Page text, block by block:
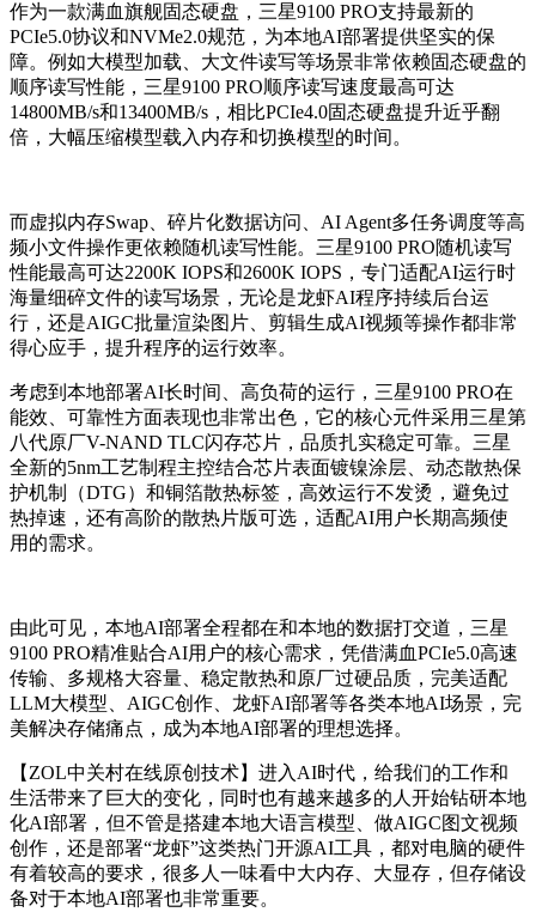
作为一款满血旗舰固态硬盘，三星9100 PRO支持最新的
PCIe5.0协议和NVMe2.0规范，为本地AI部署提供坚实的保
障。例如大模型加载、大文件读写等场景非常依赖固态硬盘的
顺序读写性能，三星9100 PRO顺序读写速度最高可达
14800MB/s和13400MB/s，相比PCIe4.0固态硬盘提升近乎翻
倍，大幅压缩模型载入内存和切换模型的时间。
而虚拟内存Swap、碎片化数据访问、AI Agent多任务调度等高
频小文件操作更依赖随机读写性能。三星9100 PRO随机读写
性能最高可达2200K IOPS和2600K IOPS，专门适配AI运行时
海量细碎文件的读写场景，无论是龙虾AI程序持续后台运
行，还是AIGC批量渲染图片、剪辑生成AI视频等操作都非常
得心应手，提升程序的运行效率。
考虑到本地部署AI长时间、高负荷的运行，三星9100 PRO在
能效、可靠性方面表现也非常出色，它的核心元件采用三星第
八代原厂V-NAND TLC闪存芯片，品质扎实稳定可靠。三星
全新的5nm工艺制程主控结合芯片表面镀镍涂层、动态散热保
护机制（DTG）和铜箔散热标签，高效运行不发烫，避免过
热掉速，还有高阶的散热片版可选，适配AI用户长期高频使
用的需求。
由此可见，本地AI部署全程都在和本地的数据打交道，三星
9100 PRO精准贴合AI用户的核心需求，凭借满血PCIe5.0高速
传输、多规格大容量、稳定散热和原厂过硬品质，完美适配
LLM大模型、AIGC创作、龙虾AI部署等各类本地AI场景，完
美解决存储痛点，成为本地AI部署的理想选择。
【ZOL中关村在线原创技术】进入AI时代，给我们的工作和
生活带来了巨大的变化，同时也有越来越多的人开始钻研本地
化AI部署，但不管是搭建本地大语言模型、做AIGC图文视频
创作，还是部署“龙虾”这类热门开源AI工具，都对电脑的硬件
有着较高的要求，很多人一味看中大内存、大显存，但存储设
备对于本地AI部署也非常重要。